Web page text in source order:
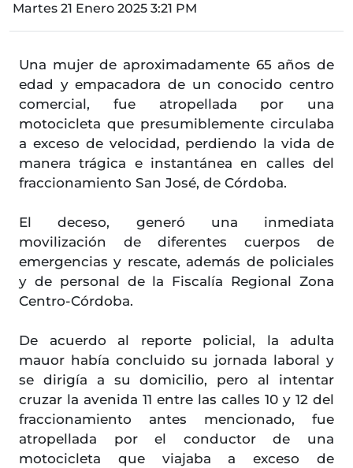
Martes 21 Enero 2025 3:21 PM
Una mujer de aproximadamente 65 años de
edad y empacadora de un conocido centro
comercial, fue atropellada por una
motocicleta que presumiblemente circulaba
a exceso de velocidad, perdiendo la vida de
manera trágica e instantánea en calles del
fraccionamiento San José, de Córdoba.
El deceso, generó una inmediata
movilización de diferentes cuerpos de
emergencias y rescate, además de policiales
y de personal de la Fiscalía Regional Zona
Centro-Córdoba.
De acuerdo al reporte policial, la adulta
mauor había concluido su jornada laboral y
se dirigía a su domicilio, pero al intentar
cruzar la avenida 11 entre las calles 10 y 12 del
fraccionamiento antes mencionado, fue
atropellada por el conductor de una
motocicleta que viajaba a exceso de